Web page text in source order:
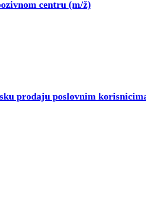
centru (m/ž)
prodaju poslovnim